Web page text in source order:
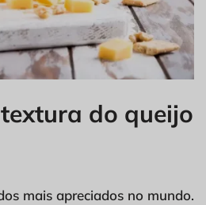
do queijo
mais apreciados no mundo.